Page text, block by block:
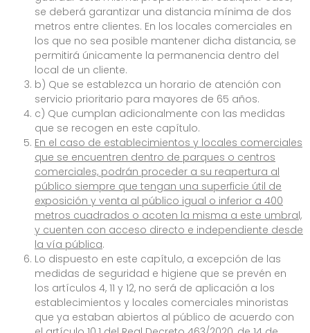
se deberá garantizar una distancia mínima de dos
metros entre clientes. En los locales comerciales en
los que no sea posible mantener dicha distancia, se
permitirá únicamente la permanencia dentro del
local de un cliente.
b) Que se establezca un horario de atención con
servicio prioritario para mayores de 65 años.
c) Que cumplan adicionalmente con las medidas
que se recogen en este capítulo.
En el caso de establecimientos y locales comerciales
que se encuentren dentro de parques o centros
comerciales, podrán proceder a su reapertura al
público siempre que tengan una superficie útil de
exposición y venta al público igual o inferior a 400
metros cuadrados o acoten la misma a este umbral,
y cuenten con acceso directo e independiente desde
la vía pública.
Lo dispuesto en este capítulo, a excepción de las
medidas de seguridad e higiene que se prevén en
los artículos 4, 11 y 12, no será de aplicación a los
establecimientos y locales comerciales minoristas
que ya estaban abiertos al público de acuerdo con